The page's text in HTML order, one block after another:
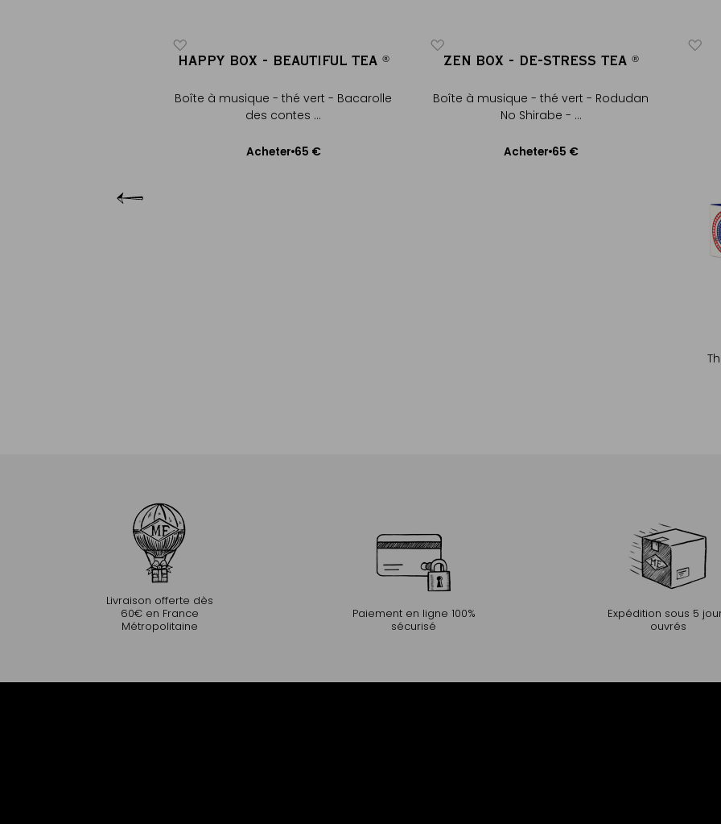
HAPPY BOX - BEAUTIFUL TEA ®
Boîte à musique - thé vert - Bacarolle
des contes ...
®
Acheter 65 €
ZEN BOX - DE-STRESS TEA ®
Boîte à musique - thé vert - Rodudan
No Shirabe - ...
®
Acheter 65 €
Livraison offerte dès
60€ en France
Métropolitaine
Paiement en ligne 100%
sécurisé
Expédition sous 5
ouvrés